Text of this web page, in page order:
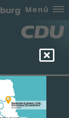
Menü